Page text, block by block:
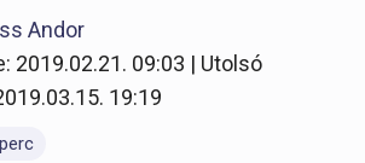
Andor
2019.02.21. 09:03 | Utolsó
19:19